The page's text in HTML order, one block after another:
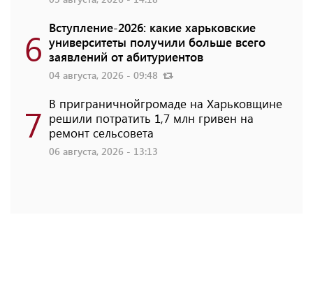
6 Вступление-2026: какие харьковские
университеты получили больше всего
заявлений от абитуриентов
04 августа, 2026 - 09:48
7 В приграничнойгромаде на Харьковщине
решили потратить 1,7 млн ​​гривен на
ремонт сельсовета
06 августа, 2026 - 13:13